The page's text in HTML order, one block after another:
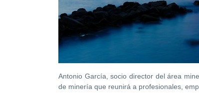
Antonio García, socio director del área
de minería que reunirá a profesionales,